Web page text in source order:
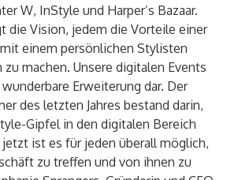
W, InStyle und Harper’s Bazaar.
die Vision, jedem die Vorteile einer
einem persönlichen Stylisten
zu machen. Unsere digitalen Events
Erweiterung dar. Der
des letzten Jahres bestand darin,
Gipfel in den digitalen Bereich
ist es für jeden überall möglich,
zu treffen und von ihnen zu